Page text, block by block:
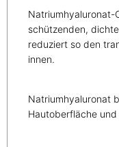
Natriumhyaluronat-
schützenden,
reduziert so den
innen.
Natriumhyaluronat
Hautoberfläche